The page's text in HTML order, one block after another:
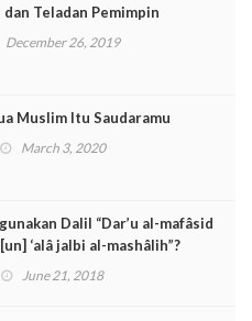
Teladan Pemimpin
December 26, 2019
Muslim Itu Saudaramu
March 3, 2020
Dalil “Dar’u al-mafâsid
‘alâ jalbi al-mashâlih”?
June 21, 2018